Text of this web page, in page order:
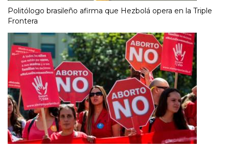
Politólogo brasileño afirma que Hezbolá opera en la Triple
Frontera